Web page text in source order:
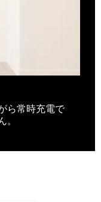
ら常時充電で
。